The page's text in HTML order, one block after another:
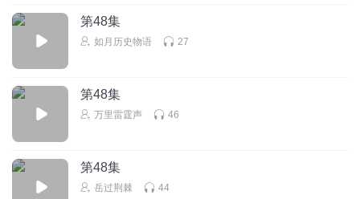
第48集
如月历史物语 27
第48集
万里雷霆声 46
第48集
岳过荆棘 44